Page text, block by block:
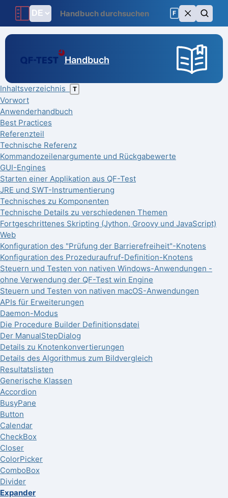
F
Handbuch
Inhaltsverzeichnis T
Vorwort
Anwenderhandbuch
Best Practices
Referenzteil
Technische Referenz
Kommandozeilenargumente und Rückgabewerte
GUI-Engines
Starten einer Applikation aus QF-Test
JRE und SWT-Instrumentierung
Technisches zu Komponenten
Technische Details zu verschiedenen Themen
Fortgeschrittenes Skripting (Jython, Groovy und JavaScript)
Web
Konfiguration des "Prüfung der Barrierefreiheit"-Knotens
Konfiguration des Prozeduraufruf-Definition-Knotens
Steuern und Testen von nativen Windows-Anwendungen -
ohne Verwendung der QF-Test win Engine
Steuern und Testen von nativen macOS-Anwendungen
APIs für Erweiterungen
Daemon-Modus
Die Procedure Builder Definitionsdatei
Der ManualStepDialog
Details zu Knotenkonvertierungen
Details des Algorithmus zum Bildvergleich
Resultatslisten
Generische Klassen
Accordion
BusyPane
Button
Calendar
CheckBox
Closer
ColorPicker
ComboBox
Divider
Expander